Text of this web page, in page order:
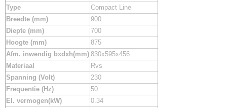
Type
Compact Line
Breedte (mm)
900
Diepte (mm)
700
Hoogte (mm)
875
Afm. inwendig bxdxh(mm) 830x595x456
Materiaal
Rvs
Spanning (Volt)
230
Frequentie (Hz)
50
El. vermogen(kW)
0.34